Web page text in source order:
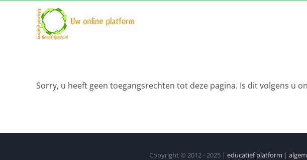
Sorry, u heeft geen toegangsrechten tot deze pagina. Is dit volgens u
Copyright © 2012 - 2025 | educatief platform |